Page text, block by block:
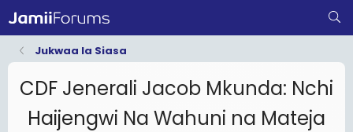
Jukwaa la Siasa
CDF Jenerali Jacob Mkunda: Nchi
Haijengwi Na Wahuni na Mateja